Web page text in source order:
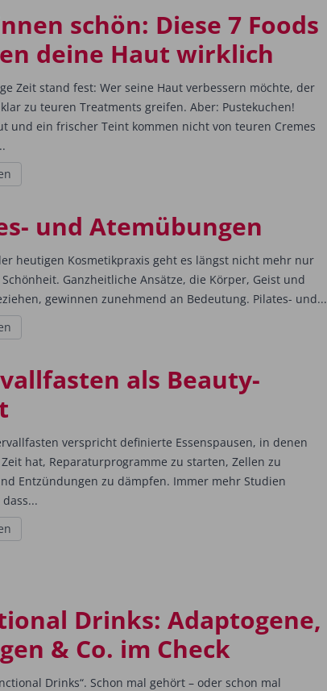
schön: Diese 7 Foods
deine Haut wirklich
Zeit stand fest: Wer seine Haut verbessern möchte, der
zu teuren Treatments greifen. Aber: Pustekuchen!
und ein frischer Teint kommen nicht von teuren Cremes
und Atemübungen
heutigen Kosmetikpraxis geht es längst nicht mehr nur
Ganzheitliche Ansätze, die Körper, Geist und
gewinnen zunehmend an Bedeutung. Pilates- und...
als Beauty-
verspricht definierte Essenspausen, in denen
hat, Reparaturprogramme zu starten, Zellen zu
Entzündungen zu dämpfen. Immer mehr Studien
Drinks: Adaptogene,
& Co. im Check
Drinks“. Schon mal gehört – oder schon mal